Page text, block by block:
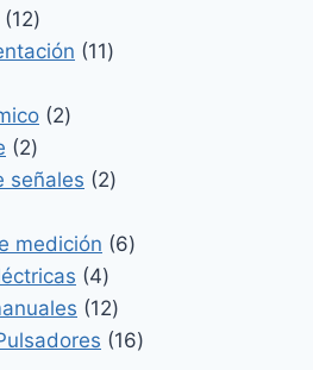
1212
productos
1111
22
22
productos
señales 22
medición 66
44
productos
1212
productos
1616